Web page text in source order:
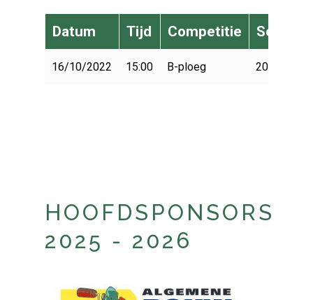
Datum Tijd Competitie Seizoen
16/10/2022 15:00 B-ploeg 2022-2023
HOOFDSPONSORS
2025 - 2026